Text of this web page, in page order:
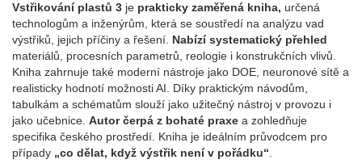
Vstřikování plastů 3 je prakticky zaměřená kniha, určená
technologům a inženýrům, která se soustředí na analýzu vad
výstřiků, jejich příčiny a řešení. Nabízí systematický přehled
materiálů, procesních parametrů, reologie i konstrukčních vlivů.
Kniha zahrnuje také moderní nástroje jako DOE, neuronové sítě a
realisticky hodnotí možnosti AI. Díky praktickým návodům,
tabulkám a schématům slouží jako užitečný nástroj v provozu i
jako učebnice. Autor čerpá z bohaté praxe a zohledňuje
specifika českého prostředí. Kniha je ideálním průvodcem pro
případy „co dělat, když výstřik není v pořádku“